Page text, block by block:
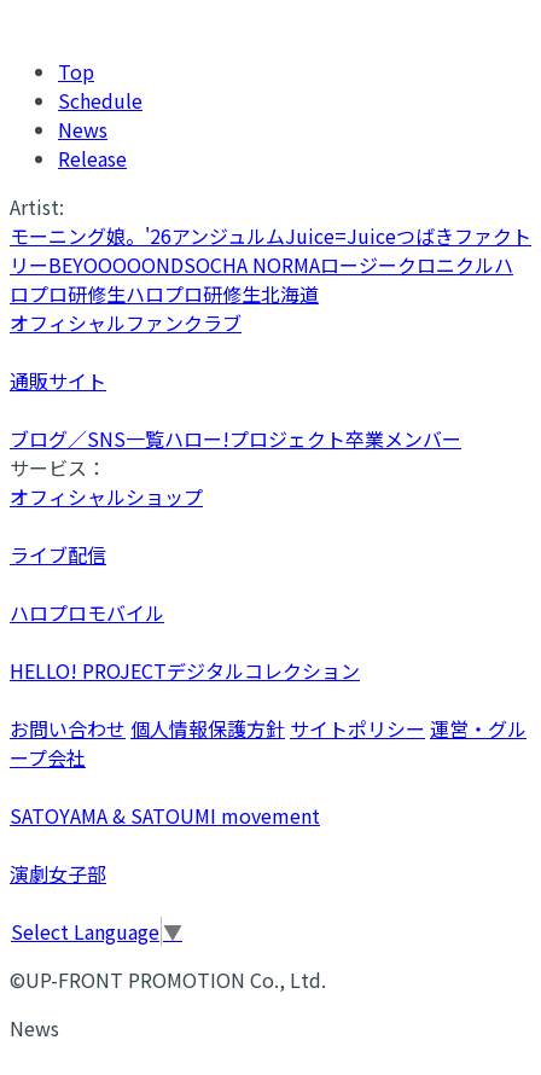
Top
Schedule
News
Release
Artist:
モーニング娘。'26アンジュルムJuice=Juiceつばきファクト
リーBEYOOOOONDSOCHA NORMAロージークロニクルハ
ロプロ研修生ハロプロ研修生北海道
オフィシャルファンクラブ
通販サイト
ブログ／SNS一覧ハロー!プロジェクト卒業メンバー
サービス：
オフィシャルショップ
ライブ配信
ハロプロモバイル
HELLO! PROJECTデジタルコレクション
お問い合わせ 個人情報保護方針 サイトポリシー 運営・グル
ープ会社
SATOYAMA & SATOUMI movement
演劇女子部
Select Language▼
©UP-FRONT PROMOTION Co., Ltd.
News